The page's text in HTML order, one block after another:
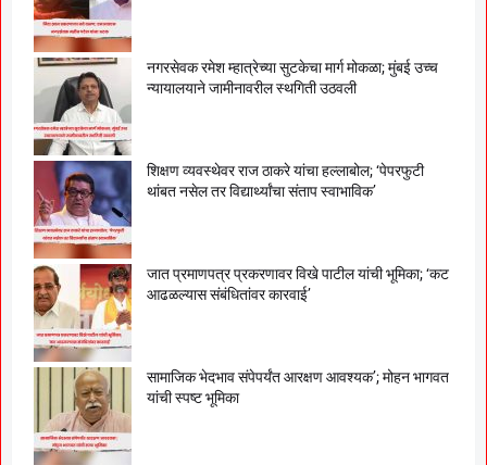
नगरसेवक रमेश म्हात्रेच्या सुटकेचा मार्ग मोकळा; मुंबई उच्च
न्यायालयाने जामीनावरील स्थगिती उठवली
शिक्षण व्यवस्थेवर राज ठाकरे यांचा हल्लाबोल; ‘पेपरफुटी
थांबत नसेल तर विद्यार्थ्यांचा संताप स्वाभाविक’
जात प्रमाणपत्र प्रकरणावर विखे पाटील यांची भूमिका; ‘कट
आढळल्यास संबंधितांवर कारवाई’
सामाजिक भेदभाव संपेपर्यंत आरक्षण आवश्यक’; मोहन भागवत
यांची स्पष्ट भूमिका